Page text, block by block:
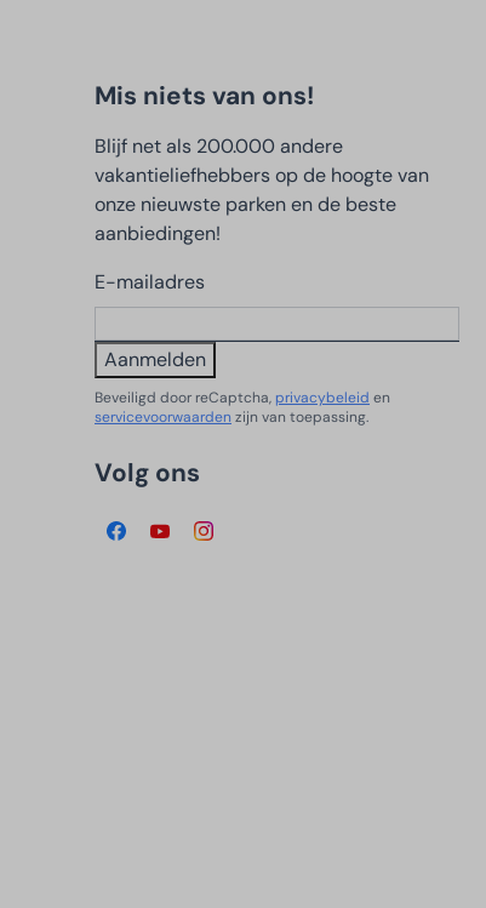
Mis niets van ons!
Blijf net als 200.000 andere
vakantieliefhebbers op de hoogte van
onze nieuwste parken en de beste
aanbiedingen!
E-mailadres
Aanmelden
Beveiligd door reCaptcha, privacybeleid en
servicevoorwaarden zijn van toepassing.
Volg ons